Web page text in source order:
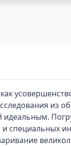
из
специальных